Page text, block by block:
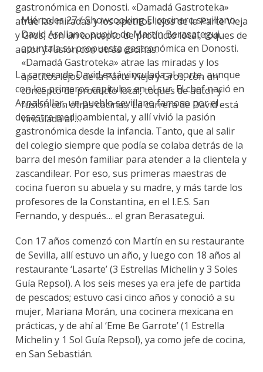
Miércoles 27 / Showcooking El cocinero sevillano
David Arellano, pupilo de Martín Berasategui,
apuntala su propuesta gastronómica en Donosti.
«Damadá Gastroteka» atrae las miradas y los
apetitos lejos de la Parte Vieja y Gros, con un
concepto de producto local, toques de autor y
fusión con otras cocinas. La carrera de David está
vinculada al …
gastronómica en Donosti. «Damadá Gastroteka»
atrae las miradas y los apetitos lejos de la Parte Vieja
y Gros, con un concepto de producto local, toques de
autor y fusión con otras cocinas.
La carrera de David está vinculada al norte, aunque
con los primeros capítulos en el sur. El chef nació en
Aznalcóllar, un pueblo sevillano famoso por el
desastre medioambiental, y allí vivió la pasión
gastronómica desde la infancia. Tanto, que al salir
del colegio siempre que podía se colaba detrás de la
barra del mesón familiar para atender a la clientela y
zascandilear. Por eso, sus primeras maestras de
cocina fueron su abuela y su madre, y más tarde los
profesores de la Constantina, en el I.E.S. San
Fernando, y después… el gran Berasategui.
Con 17 años comenzó con Martín en su restaurante
de Sevilla, allí estuvo un año, y luego con 18 años al
restaurante ‘Lasarte’ (3 Estrellas Michelin y 3 Soles
Guía Repsol). A los seis meses ya era jefe de partida
de pescados; estuvo casi cinco años y conoció a su
mujer, Mariana Morán, una cocinera mexicana en
prácticas, y de ahí al ‘Eme Be Garrote’ (1 Estrella
Michelin y 1 Sol Guía Repsol), ya como jefe de cocina,
en San Sebastián.